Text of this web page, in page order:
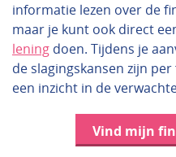
informatie lezen over de
maar je kunt ook direct
lening doen. Tijdens je
de slagingskansen zijn
een inzicht in de
Vind mijn